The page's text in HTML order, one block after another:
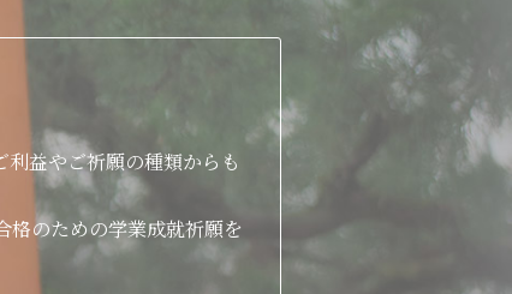
益やご祈願の種類からも
格のための学業成就祈願を